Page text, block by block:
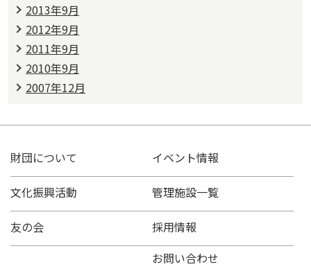
2013年9月
2012年9月
2011年9月
2010年9月
2007年12月
財団について イベント情報
文化振興活動 管理施設一覧
友の会
採用情報
お問い合わせ